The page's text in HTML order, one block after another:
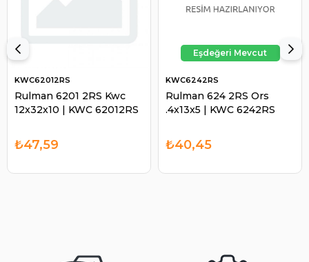
Rulman 6201 2RS Kwc
12x32x10 | KWC 62012RS
KWC62012RS
₺47,59
Rulman 624 2RS Ors
.4x13x5 | KWC 6242RS
KWC6242RS
₺40,45